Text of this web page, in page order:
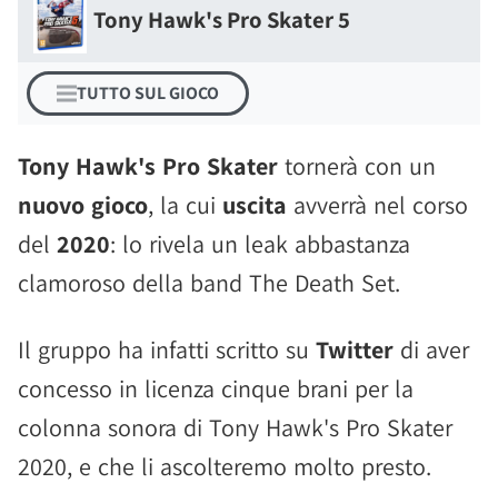
Tony Hawk's Pro Skater 5
TUTTO SUL GIOCO
Tony Hawk's Pro Skater tornerà con un
nuovo gioco, la cui uscita avverrà nel corso
del 2020: lo rivela un leak abbastanza
clamoroso della band The Death Set.
Il gruppo ha infatti scritto su Twitter di aver
concesso in licenza cinque brani per la
colonna sonora di Tony Hawk's Pro Skater
2020, e che li ascolteremo molto presto.